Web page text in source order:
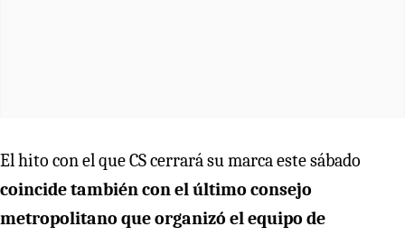
El hito con el que CS cerrará su marca este sábado
coincide también con el último consejo
metropolitano que organizó el equipo de